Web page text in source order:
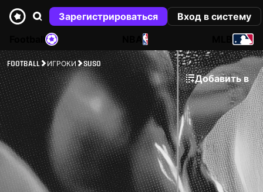
Зарегистрироваться
Вход в систему
NBA
FOOTBALL ИГРОКИ SUSO
Добавить в